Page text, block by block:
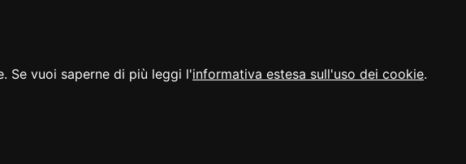
Se vuoi saperne di più leggi l'informativa estesa sull'uso dei cookie.
| feedback
Realizzato da